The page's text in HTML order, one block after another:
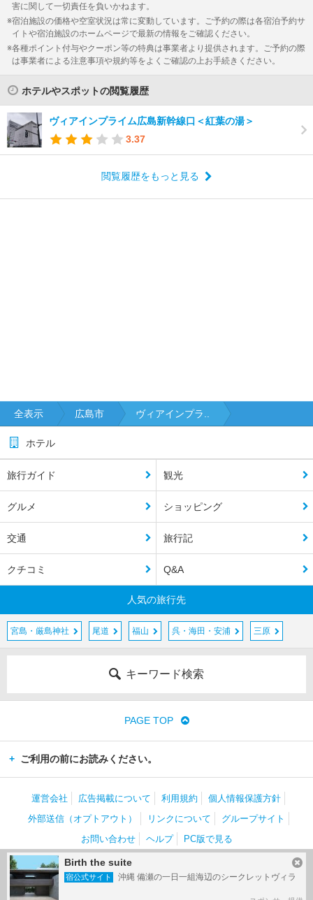
害に関して一切責任を負いかねます。
宿泊施設の価格や空室状況は常に変動しています。ご予約の際は各宿泊予約サ
イトや宿泊施設のホームページで最新の情報をご確認ください。
各種ポイント付与やクーポン等の特典は事業者より提供されます。ご予約の際
は事業者による注意事項や規約等をよくご確認の上お手続きください。
ホテルやスポットの閲覧履歴
ヴィアインプライム広島新幹線口＜紅葉の湯＞
3.37
閲覧履歴をもっと見る
Birth the suite
宿公式サイト 沖縄 備瀬の一日一組海辺のシークレットヴィラ
全表示 広島市 ヴィアインプラ..
ホテル
旅行ガイド 観光
グルメ ショッピング
交通 旅行記
クチコミ Q&A
人気の旅行先
宮島・厳島神社 尾道 福山 呉・海田・安浦 三原
キーワード検索
PAGE TOP
ご利用の前にお読みください。
運営会社 広告掲載について 利用規約
個人情報保護方針
外部送信（オプトアウト）
リンクについて
グループサイト
お問い合わせ
ヘルプ PC版で見る
(c) Kakaku.com, Inc. All Rights Reserved.
掲載情報・写真など、すべてのコンテンツの無断複写・転載・公衆送信等を禁じま